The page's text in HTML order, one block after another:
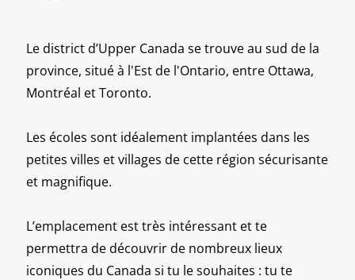
Le district d’Upper Canada se trouve au sud de la
province, situé à l'Est de l'Ontario, entre Ottawa,
Montréal et Toronto.
Les écoles sont idéalement implantées dans les
petites villes et villages de cette région sécurisante
et magnifique.
L’emplacement est très intéressant et te
permettra de découvrir de nombreux lieux
iconiques du Canada si tu le souhaites : tu te